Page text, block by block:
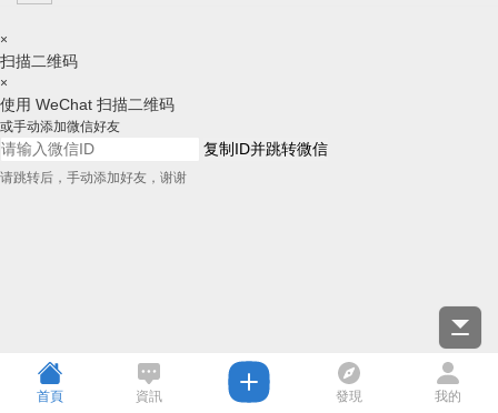
×
扫描二维码
×
使用 WeChat 扫描二维码
或手动添加微信好友
复制ID并跳转微信
请跳转后，手动添加好友，谢谢
首頁 資訊 發現 我的